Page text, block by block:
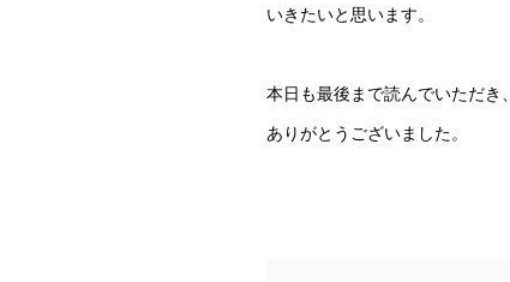
いきたいと思います。
本日も最後まで読んでいただき、
ありがとうございました。